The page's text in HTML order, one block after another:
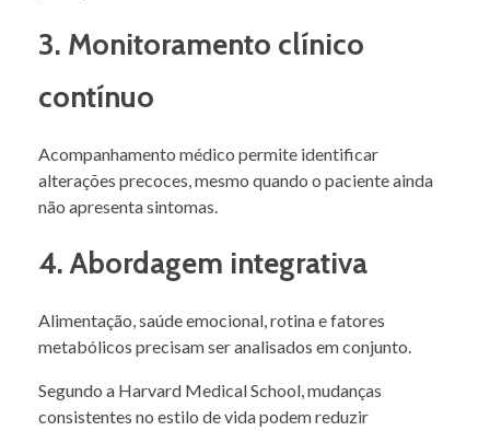
3. Monitoramento clínico
contínuo
Acompanhamento médico permite identificar
alterações precoces, mesmo quando o paciente ainda
não apresenta sintomas.
4. Abordagem integrativa
Alimentação, saúde emocional, rotina e fatores
metabólicos precisam ser analisados em conjunto.
Segundo a Harvard Medical School, mudanças
consistentes no estilo de vida podem reduzir